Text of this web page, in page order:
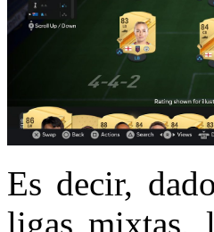
Es decir,
ligas mixtas,